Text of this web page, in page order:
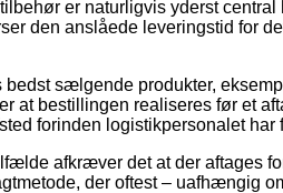
er naturligvis yderst central
den anslåede leveringstid for
bedst sælgende produkter,
at bestillingen realiseres før et
forinden logistikpersonalet har
afkræver det at der aftages
der oftest – uafhængig